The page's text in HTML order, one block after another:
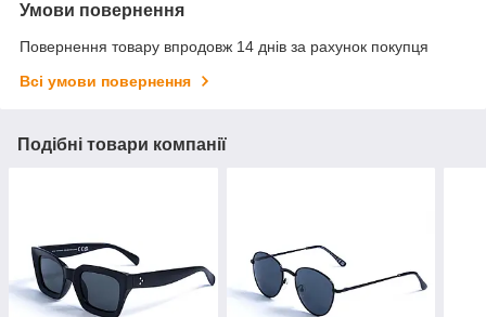
Умови повернення
Повернення товару впродовж 14 днів за рахунок покупця
Всі умови повернення
Подібні товари компанії